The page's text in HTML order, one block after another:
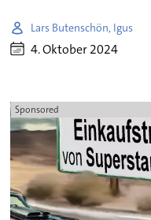
Lars Butenschön, Igus
4. Oktober 2024
Sponsored